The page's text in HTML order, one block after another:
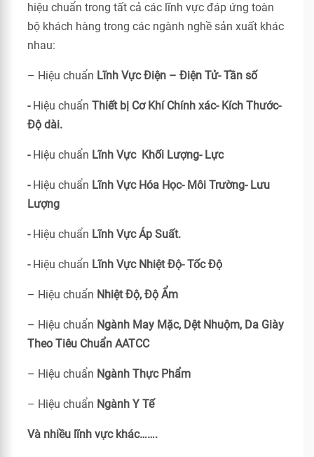
hiệu chuẩn trong tất cả các lĩnh vực đáp ứng toàn
bộ khách hàng trong các ngành nghề sản xuất khác
nhau:
– Hiệu chuẩn Lĩnh Vực Điện – Điện Tử- Tần số
- Hiệu chuẩn Thiết bị Cơ Khí Chính xác- Kích Thước-
Độ dài.
- Hiệu chuẩn Lĩnh Vực Khối Lượng- Lực
- Hiệu chuẩn Lĩnh Vực Hóa Học- Môi Trường- Lưu
Lượng
- Hiệu chuẩn Lĩnh Vực Áp Suất.
-Hiệu chuẩn Lĩnh Vực Nhiệt Độ- Tốc Độ
– Hiệu chuẩn Nhiệt Độ, Độ Ẩm
– Hiệu chuẩn Ngành May Mặc, Dệt Nhuộm, Da Giày
Theo Tiêu Chuẩn AATCC
– Hiệu chuẩn Ngành Thực Phẩm
– Hiệu chuẩn Ngành Y Tế
Và nhiều lĩnh vực khác…….